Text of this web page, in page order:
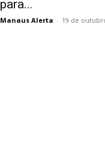
para...
Manaus Alerta - 19 de